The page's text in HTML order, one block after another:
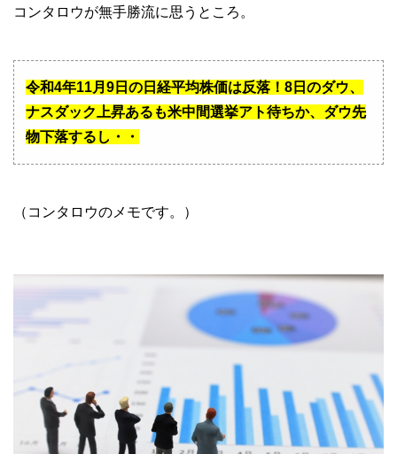
コンタロウが無手勝流に思うところ。
令和4年11月9日の日経平均株価は反落！8日のダウ、
ナスダック上昇あるも米中間選挙アト待ちか、ダウ先
物下落するし・・
（コンタロウのメモです。）